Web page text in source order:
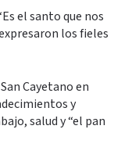
el santo que nos
los fieles
Cayetano en
y